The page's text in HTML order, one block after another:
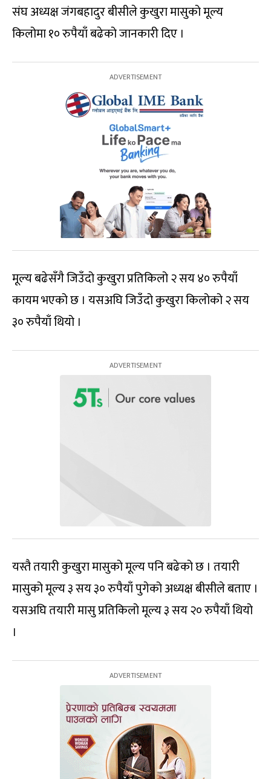
संघ अध्यक्ष जंगबहादुर बीसीले कुखुरा मासुको मूल्य
किलोमा १० रुपैयाँ बढेको जानकारी दिए ।
मूल्य बढेसँगै जिउँदो कुखुरा प्रतिकिलो २ सय ४० रुपैयाँ
कायम भएको छ । यसअघि जिउँदो कुखुरा किलोको २ सय
३० रुपैयाँ थियो ।
यस्तै तयारी कुखुरा मासुको मूल्य पनि बढेको छ । तयारी
मासुको मूल्य ३ सय ३० रुपैयाँ पुगेको अध्यक्ष बीसीले बताए ।
यसअघि तयारी मासु प्रतिकिलो मूल्य ३ सय २० रुपैयाँ थियो
।